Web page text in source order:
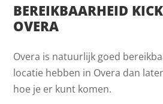
BEREIKBAARHEID
OVERA
Overa is natuurlijk goed
locatie hebben in Overa dan
hoe je er kunt komen.